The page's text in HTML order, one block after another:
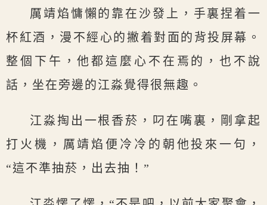
厲靖焰慵懶的靠在沙發上，手裏捏着一
杯紅酒，漫不經心的撇着對面的背投屏幕。
整個下午，他都這麼心不在焉的，也不說
話，坐在旁邊的江淼覺得很無趣。
江淼掏出一根香菸，叼在嘴裏，剛拿起
打火機，厲靖焰便冷冷的朝他投來一句，
“這不準抽菸，出去抽！”